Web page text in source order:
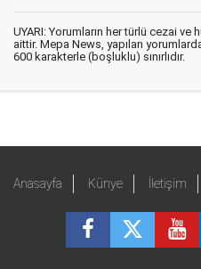
UYARI: Yorumların her türlü cezai
aittir. Mepa News, yapılan
600 karakterle (boşluklu) sınırlıdır.
Anasayfa Künye İletişim